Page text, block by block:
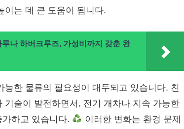
이는 데 큰 도움이 됩니다.
루나 하버크루즈, 가성비까지 갖춘 완
능한 물류의 필요성이 대두되고 있습니다. 친
기술이 발전하면서, 전기 개차나 지속 가능한
하고 있습니다.
이러한 변화는 환경 문제